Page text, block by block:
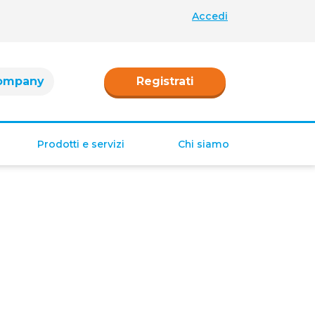
Accedi
Registrati
Prodotti e servizi Chi siamo